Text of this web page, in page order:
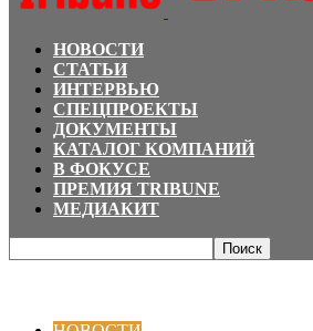
НОВОСТИ
СТАТЬИ
ИНТЕРВЬЮ
СПЕЦПРОЕКТЫ
ДОКУМЕНТЫ
КАТАЛОГ КОМПАНИЙ
В ФОКУСЕ
ПРЕМИЯ TRIBUNE
МЕДИАКИТ